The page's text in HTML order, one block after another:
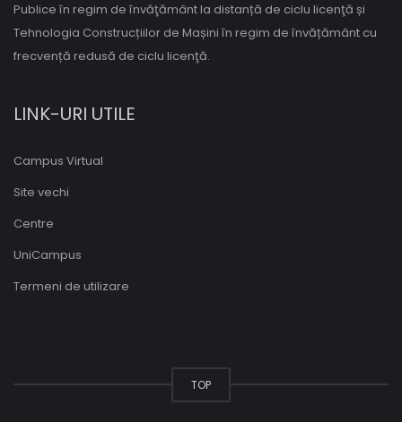
Publice în regim de învăţământ la distanță de ciclu licenţă și
Tehnologia Construcțiilor de Mașini în regim de învățământ cu
frecvență redusă de ciclu licenţă.
LINK-URI UTILE
Campus Virtual
Site vechi
Centre
UniCampus
Termeni de utilizare
TOP